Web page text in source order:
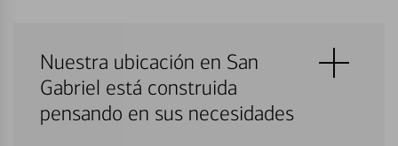
Nuestra ubicación en San
Gabriel está construida
pensando en sus necesidades